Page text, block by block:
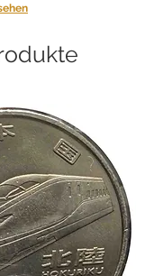
als den, den
Sie uns
Artikel zu und
mehrere Teile
wir künftig keine
Ihnen tätigen.
Ihrer Bestellung
und